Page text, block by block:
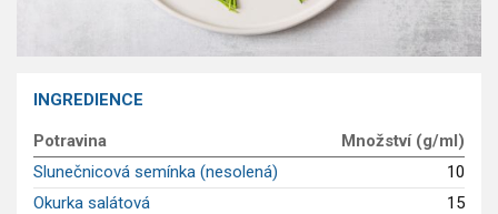
INGREDIENCE
Potravina
Množství (g/ml)
Slunečnicová semínka (nesolená)
10
Okurka salátová
15